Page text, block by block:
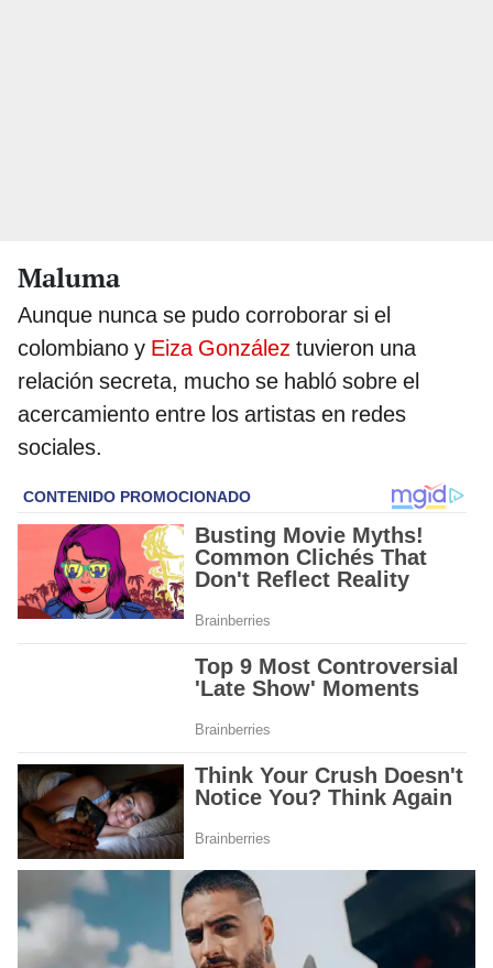
Maluma
Aunque nunca se pudo corroborar si el
colombiano y Eiza González tuvieron una
relación secreta, mucho se habló sobre el
acercamiento entre los artistas en redes
sociales.